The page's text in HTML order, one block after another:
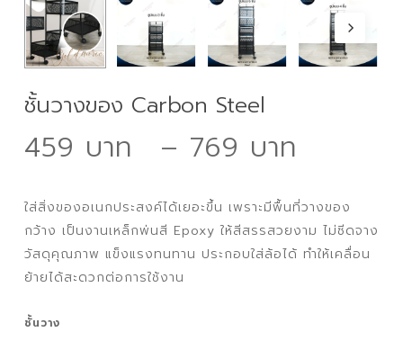
ชั้นวางของ Carbon Steel
459 – 769
459 ฿
769 ฿
ใส่สิ่งของอเนกประสงค์ได้เยอะขึ้น เพราะมีพื้นที่วางของ
กว้าง เป็นงานเหล็กพ่นสี Epoxy ให้สีสรรสวยงาม ไม่ซีดจาง
วัสดุคุณภาพ แข็งแรงทนทาน ประกอบใส่ล้อได้ ทำให้เคลื่อน
ย้ายได้สะดวกต่อการใช้งาน
ชั้นวาง